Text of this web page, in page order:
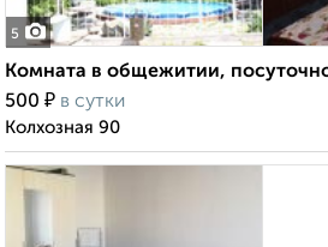
5
Комната в общежитии,
500 ₽ в сутки
Колхозная 90